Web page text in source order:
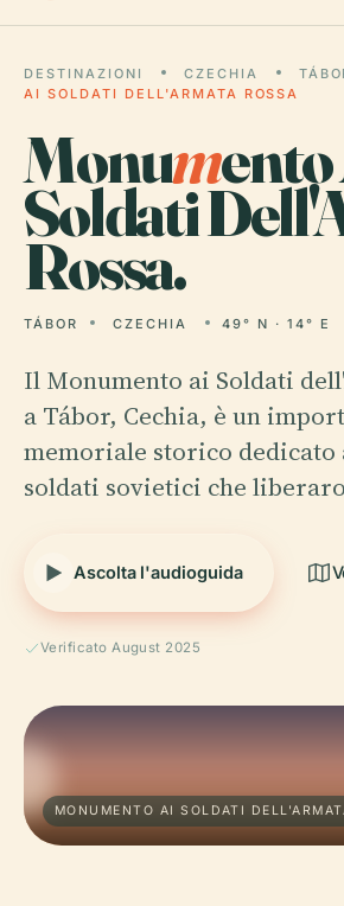
DESTINAZIONI CZECHIA
AI SOLDATI DELL'ARMATA ROSSA
Monum
Soldati
Rossa.
TÁBOR CZECHIA 49° N · 14° E
Il Monumento ai Soldati
a Tábor, Cechia, è un
memoriale storico dedicato
soldati sovietici che
Ascolta l'audioguida
Verificato August 2025
MONUMENTO AI SOLDATI